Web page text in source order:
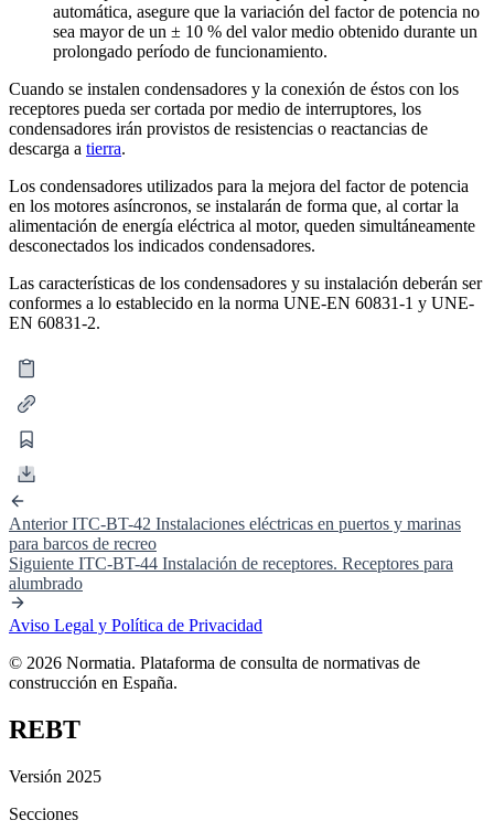
automática, asegure que la variación del factor de potencia no
sea mayor de un ± 10 % del valor medio obtenido durante un
prolongado período de funcionamiento.
Cuando se instalen condensadores y la conexión de éstos con los
receptores pueda ser cortada por medio de interruptores, los
condensadores irán provistos de resistencias o reactancias de
descarga a tierra.
Los condensadores utilizados para la mejora del factor de potencia
en los motores asíncronos, se instalarán de forma que, al cortar la
alimentación de energía eléctrica al motor, queden simultáneamente
desconectados los indicados condensadores.
Las características de los condensadores y su instalación deberán ser
conformes a lo establecido en la norma UNE-EN 60831-1 y UNE-
EN 60831-2.
Anterior ITC-BT-42 Instalaciones eléctricas en puertos y marinas
para barcos de recreo
Siguiente ITC-BT-44 Instalación de receptores. Receptores para
alumbrado
Aviso Legal y Política de Privacidad
© 2026 Normatia. Plataforma de consulta de normativas de
construcción en España.
REBT
Versión 2025
Secciones